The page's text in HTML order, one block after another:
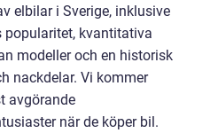
elbilar i Sverige, inklusive
popularitet, kvantitativa
modeller och en historisk
nackdelar. Vi kommer
avgörande
när de köper bil.